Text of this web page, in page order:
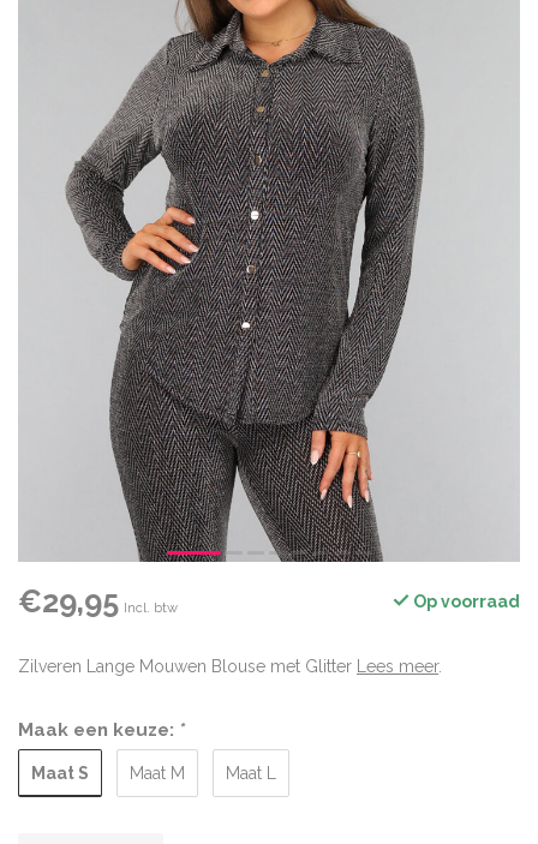
€29,95 Incl. btw Op voorraad
Zilveren Lange Mouwen Blouse met Glitter Lees meer.
Maak een keuze: *
Maat S Maat M Maat L